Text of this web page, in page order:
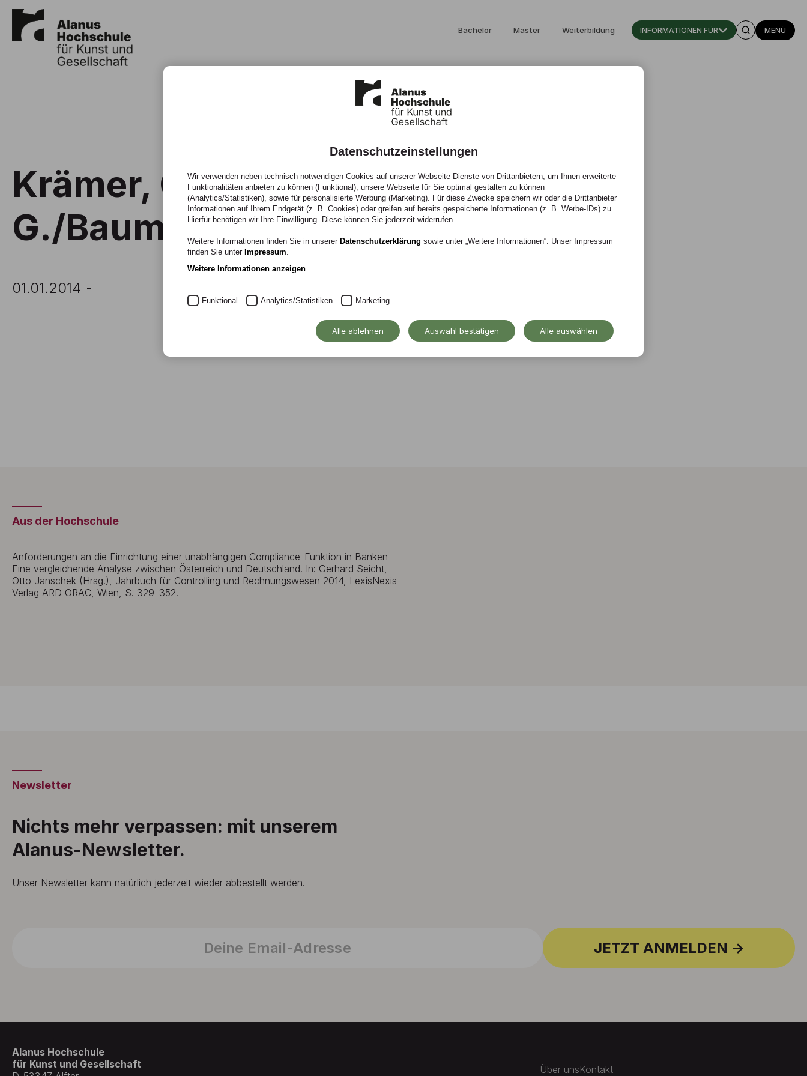
Bachelor Master Weiterbildung INFORMATIONEN FÜR MENÜ
Krämer, G./Waschbusch,
G./Baumgaertner, L. (2014)
01.01.2014 -
Aus der Hochschule
Anforderungen an die Einrichtung einer unabhängigen Compliance-Funktion in Banken –
Eine vergleichende Analyse zwischen Österreich und Deutschland. In: Gerhard Seicht,
Otto Janschek (Hrsg.), Jahrbuch für Controlling und Rechnungswesen 2014, LexisNexis
Verlag ARD ORAC, Wien, S. 329–352.
Newsletter
Nichts mehr verpassen: mit unserem
Alanus-Newsletter.
Unser Newsletter kann natürlich jederzeit wieder abbestellt werden.
JETZT ANMELDEN
Alanus Hochschule
für Kunst und Gesellschaft
Über unsKontakt
Datenschutzeinstellungen
Wir verwenden neben technisch notwendigen Cookies auf unserer Webseite Dienste von Drittanbietern, um Ihnen erweiterte
Funktionalitäten anbieten zu können (Funktional), unsere Webseite für Sie optimal gestalten zu können
(Analytics/Statistiken), sowie für personalisierte Werbung (Marketing). Für diese Zwecke speichern wir oder die Drittanbieter
Informationen auf Ihrem Endgerät (z. B. Cookies) oder greifen auf bereits gespeicherte Informationen (z. B. Werbe-IDs) zu.
Hierfür benötigen wir Ihre Einwilligung. Diese können Sie jederzeit widerrufen.
Weitere Informationen finden Sie in unserer Datenschutzerklärung sowie unter „Weitere Informationen“. Unser Impressum
finden Sie unter Impressum.
Weitere Informationen anzeigen
Funktional Analytics/Statistiken Marketing
Alle ablehnen Auswahl bestätigen Alle auswählen